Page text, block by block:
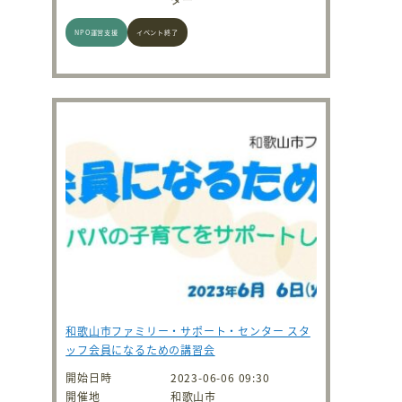
NPO運営支援 イベント終了
和歌山市ファミリー・サポート・センター スタ
ッフ会員になるための講習会
開始日時
2023-06-06 09:30
開催地
和歌山市